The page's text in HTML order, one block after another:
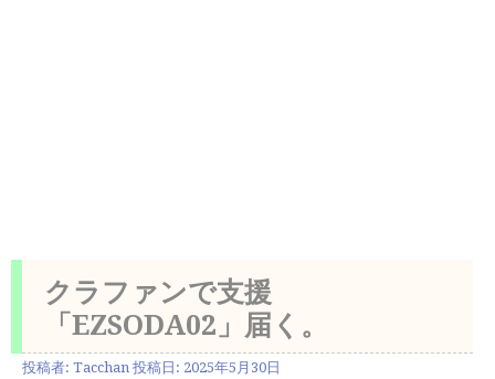
クラファンで支援
「EZSODA02」届く。
投稿者: Tacchan 投稿日: 2025年5月30日